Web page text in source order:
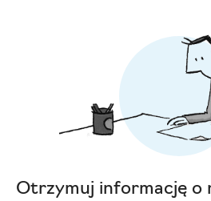
Otrzymuj informację o